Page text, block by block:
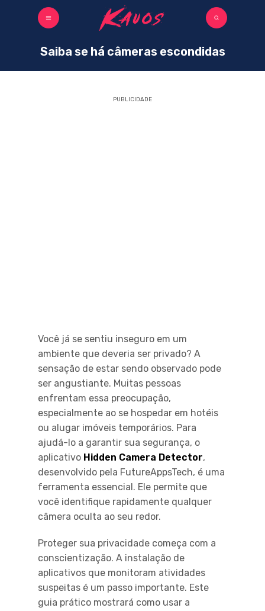
Saiba se há câmeras escondidas
PUBLICIDADE
Você já se sentiu inseguro em um
ambiente que deveria ser privado? A
sensação de estar sendo observado pode
ser angustiante. Muitas pessoas
enfrentam essa preocupação,
especialmente ao se hospedar em hotéis
ou alugar imóveis temporários. Para
ajudá-lo a garantir sua segurança, o
aplicativo Hidden Camera Detector,
desenvolvido pela FutureAppsTech, é uma
ferramenta essencial. Ele permite que
você identifique rapidamente qualquer
câmera oculta ao seu redor.
Proteger sua privacidade começa com a
conscientização. A instalação de
aplicativos que monitoram atividades
suspeitas é um passo importante. Este
guia prático mostrará como usar a